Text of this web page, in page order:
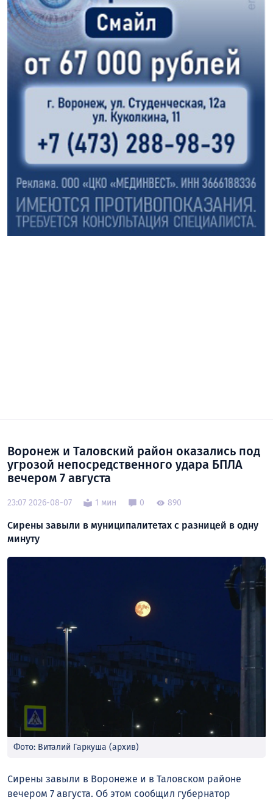
Воронеж и Таловский район оказались под
угрозой непосредственного удара БПЛА
вечером 7 августа
23:07 2026-08-07 1 мин 0 890
Сирены завыли в муниципалитетах с разницей в одну
минуту
Фото: Виталий Гаркуша (архив)
Сирены завыли в Воронеже и в Таловском районе
вечером 7 августа. Об этом сообщил губернатор